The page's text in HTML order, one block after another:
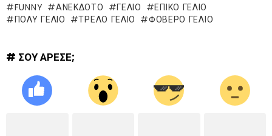
FUNNY ΑΝΕΚΔΟΤΟ ΓΈΛΙΟ
ΕΠΙΚΌ ΓΈΛΙΟ
ΠΟΛΥ ΓΕΛΙΟ
ΤΡΕΛΌ ΓΈΛΙΟ ΦΟΒΕΡΟ ΓΕΛΙΟ
# ΣΟΥ ΑΡΕΣΕ;